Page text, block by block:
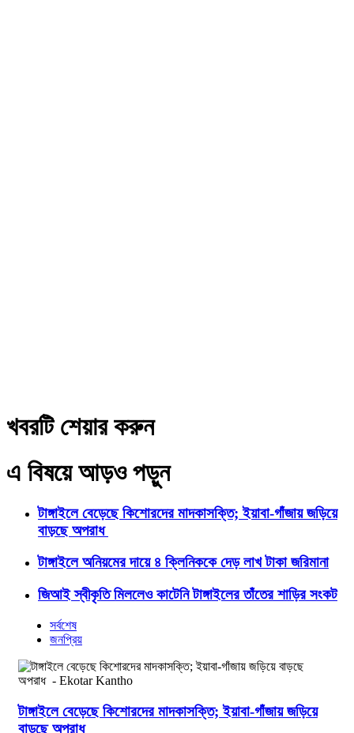
খবরটি শেয়ার করুন
এ বিষয়ে আড়ও পড়ুন
টাঙ্গাইলে বেড়েছে কিশোরদের মাদকাসক্তি; ইয়াবা-গাঁজায় জড়িয়ে
বাড়ছে অপরাধ
টাঙ্গাইলে অনিয়মের দায়ে ৪ ক্লিনিককে দেড় লাখ টাকা জরিমানা
জিআই স্বীকৃতি মিললেও কাটেনি টাঙ্গাইলের তাঁতের শাড়ির সংকট
সর্বশেষ
জনপ্রিয়
টাঙ্গাইলে বেড়েছে কিশোরদের মাদকাসক্তি; ইয়াবা-গাঁজায় জড়িয়ে
বাড়ছে অপরাধ